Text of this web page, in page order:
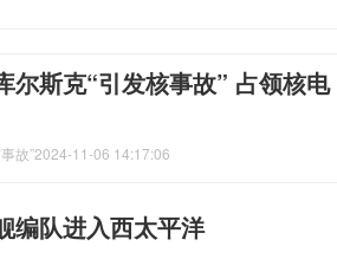
尔斯克“引发核事故” 占领核电
故”2024-11-06 14:17:06
编队进入西太平洋